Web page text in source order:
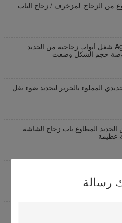
رسالة
من الزجاج المزخرف / زجاج الباب
معظم المعمرة Agon شغل أبواب زجاجية من الحديد
المملوء بالحرير لتحديد ضوء نقل
المطاوع باب زجاج الشاشة
عظيمة